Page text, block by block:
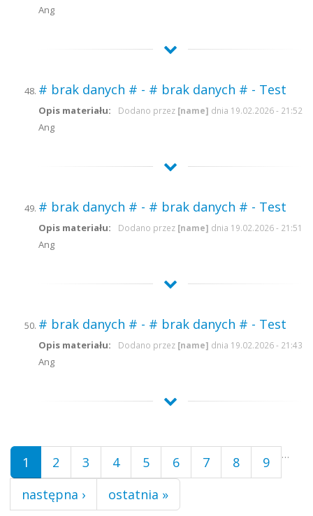
Ang
# brak danych # - # brak danych # - Test
Dodano przez [name] dnia 19.02.2026 - 21:52
Opis materiału:
Ang
# brak danych # - # brak danych # - Test
Dodano przez [name] dnia 19.02.2026 - 21:51
Opis materiału:
Ang
# brak danych # - # brak danych # - Test
Dodano przez [name] dnia 19.02.2026 - 21:43
Opis materiału:
Ang
Strony
1 2 3 4 5 6 7 8 9 …
następna › ostatnia »